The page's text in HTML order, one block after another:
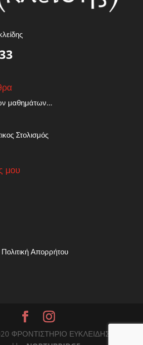
μαθημάτων…
Στολισμός
μου
Απορρήτου
ΦΡΟΝΤΙΣΤΗΡΙΟ ΕYΚΛΕΙΔΗΣ |